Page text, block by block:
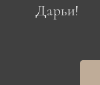
Дарьи!